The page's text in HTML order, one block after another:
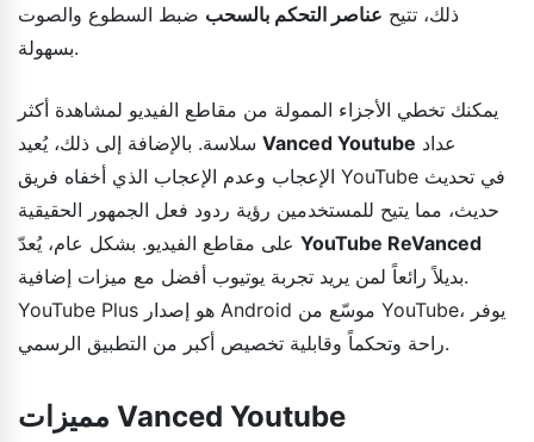
ذلك، تتيح عناصر التحكم بالسحب ضبط السطوع والصوت
بسهولة.
يمكنك تخطي الأجزاء الممولة من مقاطع الفيديو لمشاهدة أكثر
Vanced Youtube
الإعجاب وعدم الإعجاب الذي أخفاه فريق YouTube في تحديث
حديث، مما يتيح للمستخدمين رؤية ردود فعل الجمهور الحقيقية
YouTube ReVanced
بديلاً رائعاً لمن يريد تجربة يوتيوب أفضل مع ميزات إضافية.
YouTube Plus هو إصدار Android موسّع من YouTube، يوفر
راحة وتحكماً وقابلية تخصيص أكبر من التطبيق الرسمي.
مميزات Vanced Youtube